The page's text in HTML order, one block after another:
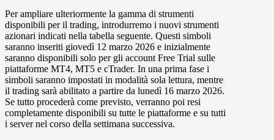
Per ampliare ulteriormente la gamma di strumenti
disponibili per il trading, introdurremo i nuovi strumenti
azionari indicati nella tabella seguente. Questi simboli
saranno inseriti giovedì 12 marzo 2026 e inizialmente
saranno disponibili solo per gli account Free Trial sulle
piattaforme MT4, MT5 e cTrader. In una prima fase i
simboli saranno impostati in modalità sola lettura, mentre
il trading sarà abilitato a partire da lunedì 16 marzo 2026.
Se tutto procederà come previsto, verranno poi resi
completamente disponibili su tutte le piattaforme e su tutti
i server nel corso della settimana successiva.